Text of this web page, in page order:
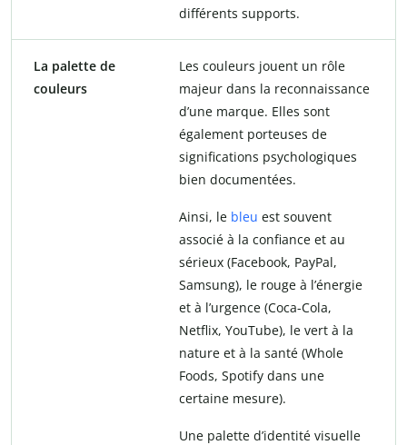
différents supports.
La palette de
couleurs
Les couleurs jouent un rôle
majeur dans la reconnaissance
d’une marque. Elles sont
également porteuses de
significations psychologiques
bien documentées.
Ainsi, le bleu est souvent
associé à la confiance et au
sérieux (Facebook, PayPal,
Samsung), le rouge à l’énergie
et à l’urgence (Coca-Cola,
Netflix, YouTube), le vert à la
nature et à la santé (Whole
Foods, Spotify dans une
certaine mesure).
Une palette d’identité visuelle